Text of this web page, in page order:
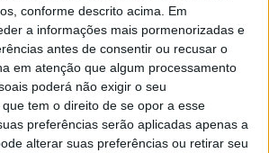
conforme descrito acima. Em
a informações mais pormenorizadas e
antes de consentir ou recusar o
em atenção que algum processamento
poderá não exigir o seu
tem o direito de se opor a esse
preferências serão aplicadas apenas a
alterar suas preferências ou retirar seu
começar a leitura do “Mais Reflexos”
do autor a partir do exercício da
do futebol.”